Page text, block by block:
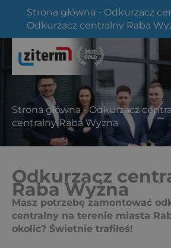
Strona główna - Odkurzacz
Odkurzacz centralny Raba
Przejdź
Strona główna -Odkurzacz
centralny Raba Wyżna
Odkurzacz
Raba Wyżna
Masz potrzebę zamontować
centralny na terenie miasta
okolic? Świetnie trafiłeś!